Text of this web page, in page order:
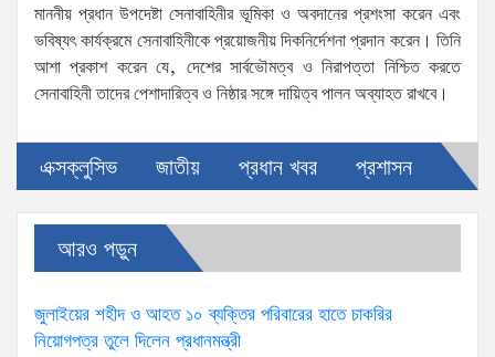
মাননীয় প্রধান উপদেষ্টা সেনাবাহিনীর ভূমিকা ও অবদানের প্রশংসা করেন এবং
ভবিষ্যৎ কার্যক্রমে সেনাবাহিনীকে প্রয়োজনীয় দিকনির্দেশনা প্রদান করেন। তিনি
আশা প্রকাশ করেন যে, দেশের সার্বভৌমত্ব ও নিরাপত্তা নিশ্চিত করতে
সেনাবাহিনী তাদের পেশাদারিত্ব ও নিষ্ঠার সঙ্গে দায়িত্ব পালন অব্যাহত রাখবে।
এক্সক্লুসিভ জাতীয় প্রধান খবর প্রশাসন
আরও পড়ুন
জুলাইয়ের শহীদ ও আহত ১০ ব্যক্তির পরিবারের হাতে চাকরির
নিয়োগপত্র তুলে দিলেন প্রধানমন্ত্রী